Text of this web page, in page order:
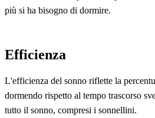
più si ha bisogno di dormire.
Efficienza
L'efficienza del sonno riflette la
dormendo rispetto al tempo trascorso
tutto il sonno, compresi i sonnellini.